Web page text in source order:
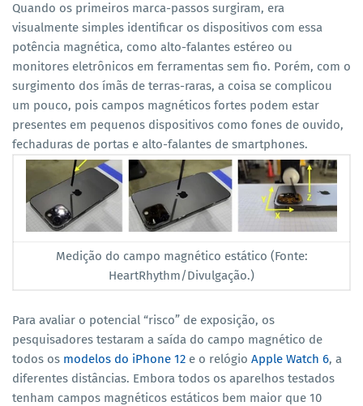
Quando os primeiros marca-passos surgiram, era
visualmente simples identificar os dispositivos com essa
potência magnética, como alto-falantes estéreo ou
monitores eletrônicos em ferramentas sem fio. Porém, com o
surgimento dos ímãs de terras-raras, a coisa se complicou
um pouco, pois campos magnéticos fortes podem estar
presentes em pequenos dispositivos como fones de ouvido,
fechaduras de portas e alto-falantes de smartphones.
Medição do campo magnético estático (Fonte:
HeartRhythm/Divulgação.)
Para avaliar o potencial “risco” de exposição, os
pesquisadores testaram a saída do campo magnético de
todos os modelos do iPhone 12 e o relógio Apple Watch 6, a
diferentes distâncias. Embora todos os aparelhos testados
tenham campos magnéticos estáticos bem maior que 10